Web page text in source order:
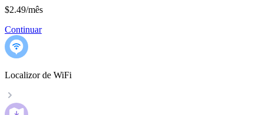
$2.49/mês
Continuar
Localizor de WiFi